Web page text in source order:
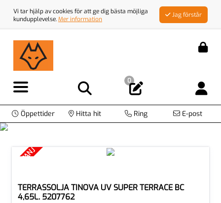
Vi tar hjälp av cookies för att ge dig bästa möjliga
kundupplevelse.Mer information
Jag förstår
0
Öppettider Hitta hit Ring E-post
KAMPANJ
TERRASSOLJA TINOVA UV SUPER TERRACE BC
4,65L. 5207762